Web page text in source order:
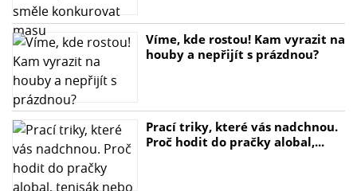
Víme, kde rostou! Kam vyrazit na
houby a nepřijít s prázdnou?
Prací triky, které vás nadchnou.
Proč hodit do pračky alobal,...